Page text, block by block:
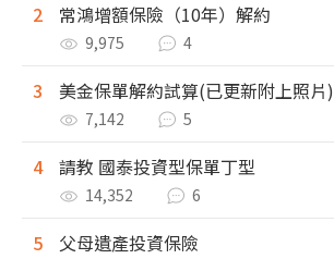
2 常鴻增額保險（10年）解約
9,975 4
3 美金保單解約試算(已更新附上照片)
7,142 5
4 請教 國泰投資型保單丁型
14,352 6
5 父母遺產投資保險